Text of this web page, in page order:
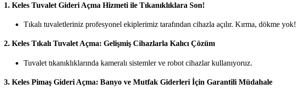
1. Keles Tuvalet Gideri Açma Hizmeti ile Tıkanıklıklara Son!
Tıkalı tuvaletleriniz profesyonel ekiplerimiz tarafından cihazla açılır. Kırma, dökme yok!
2. Keles Tıkalı Tuvalet Açma: Gelişmiş Cihazlarla Kalıcı Çözüm
Tuvalet tıkanıklıklarında kameralı sistemler ve robot cihazlar kullanıyoruz.
3. Keles Pimaş Gideri Açma: Banyo ve Mutfak Giderleri İçin Garantili Müdahale